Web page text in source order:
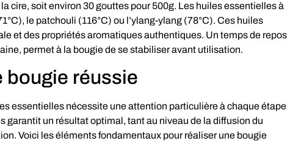
cire, soit environ 30 gouttes pour 500g. Les huiles essentielles à
le patchouli (116°C) ou l’ylang-ylang (78°C). Ces huiles
et des propriétés aromatiques authentiques. Un temps de repos
permet à la bougie de se stabiliser avant utilisation.
bougie réussie
essentielles nécessite une attention particulière à chaque étape
garantit un résultat optimal, tant au niveau de la diffusion du
Voici les éléments fondamentaux pour réaliser une bougie